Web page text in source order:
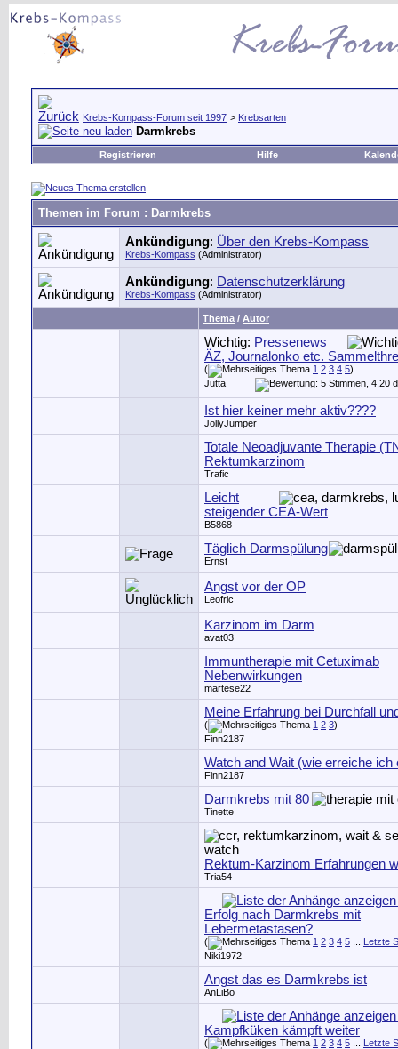
Krebs-Kompass-Forum seit 1997 > Krebsarten
Darmkrebs
Registrieren Hilfe
Themen im Forum : Darmkrebs
Ankündigung: Über den Krebs-Kompass
Krebs-Kompass (Administrator)
Ankündigung: Datenschutzerklärung
Krebs-Kompass (Administrator)
Thema / Autor
Wichtig: Pressenews
ÄZ, Journalonko etc.
( 1 2 3 4 5)
Jutta
Ist hier keiner mehr aktiv????
JollyJumper
Totale Neoadjuvante Therapie
Rektumkarzinom
Trafic
Leicht
steigender CEA-Wert
B5868
Täglich Darmspülung
Ernst
Angst vor der OP
Leofric
Karzinom im Darm
avat03
Immuntherapie mit Cetuximab
Nebenwirkungen
martese22
Meine Erfahrung bei Durchfall
( 1 2 3)
Finn2187
Watch and Wait (wie erreiche ich
Finn2187
Darmkrebs mit 80
Tinette
Rektum-Karzinom Erfahrungen
Tria54
Erfolg nach Darmkrebs mit
Lebermetastasen?
( 1 2 3 4 5
Letzte
Niki1972
Angst das es Darmkrebs ist
AnLiBo
Kampfküken kämpft weiter
( 1 2 3 4 5
Letzte